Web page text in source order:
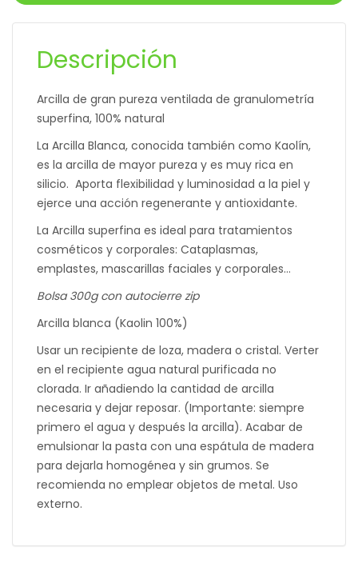
Descripción
Arcilla de gran pureza ventilada de granulometría
superfina, 100% natural
La Arcilla Blanca, conocida también como Kaolín,
es la arcilla de mayor pureza y es muy rica en
silicio. Aporta flexibilidad y luminosidad a la piel y
ejerce una acción regenerante y antioxidante.
La Arcilla superfina es ideal para tratamientos
cosméticos y corporales: Cataplasmas,
emplastes, mascarillas faciales y corporales…
Bolsa 300g con autocierre zip
Arcilla blanca (Kaolin 100%)
Usar un recipiente de loza, madera o cristal. Verter
en el recipiente agua natural purificada no
clorada. Ir añadiendo la cantidad de arcilla
necesaria y dejar reposar. (Importante: siempre
primero el agua y después la arcilla). Acabar de
emulsionar la pasta con una espátula de madera
para dejarla homogénea y sin grumos. Se
recomienda no emplear objetos de metal. Uso
externo.